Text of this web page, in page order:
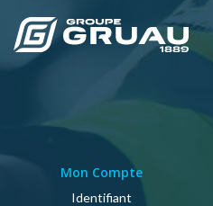
Mon Compte
Identifiant